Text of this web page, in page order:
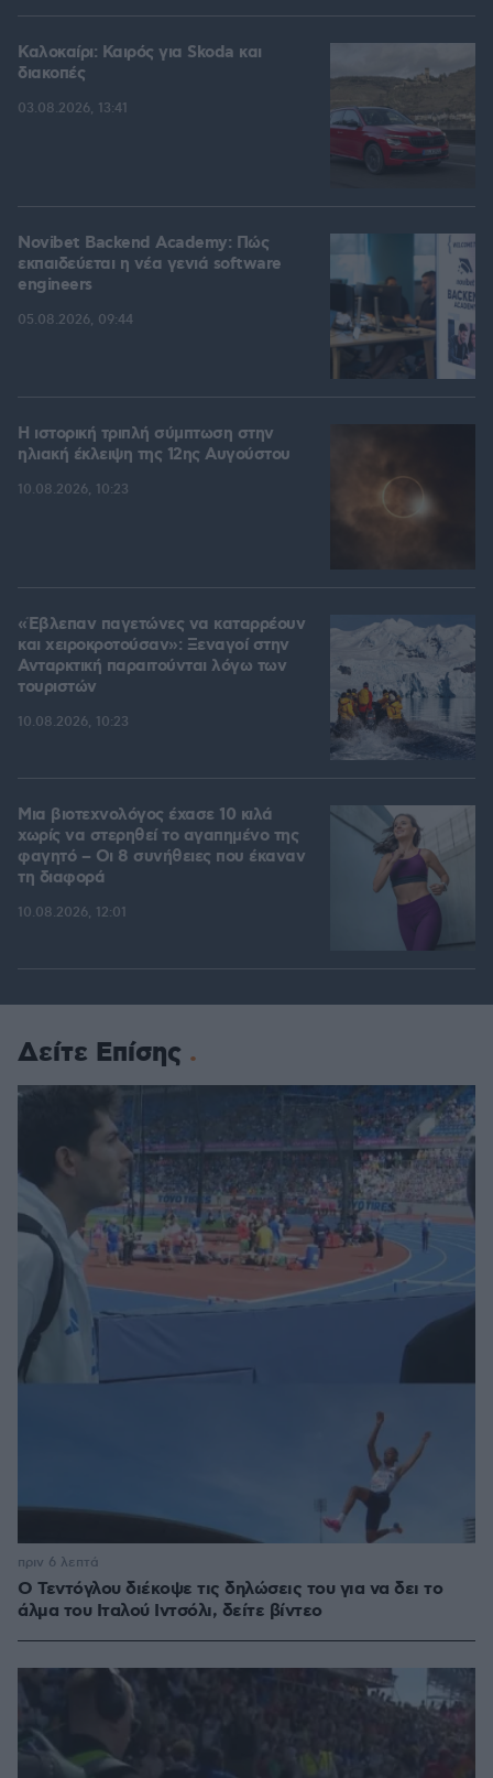
Καλοκαίρι: Καιρός για Skoda και
διακοπές
03.08.2026, 13:41
Novibet Backend Academy: Πώς
εκπαιδεύεται η νέα γενιά software
engineers
05.08.2026, 09:44
Η ιστορική τριπλή σύμπτωση στην
ηλιακή έκλειψη της 12ης Αυγούστου
10.08.2026, 10:23
«Έβλεπαν παγετώνες να καταρρέουν
και χειροκροτούσαν»: Ξεναγοί στην
Ανταρκτική παραιτούνται λόγω των
τουριστών
10.08.2026, 10:23
Μια βιοτεχνολόγος έχασε 10 κιλά
χωρίς να στερηθεί το αγαπημένο της
φαγητό – Οι 8 συνήθειες που έκαναν
τη διαφορά
10.08.2026, 12:01
Δείτε Επίσης
Ο Τεντόγλου διέκοψε τις δηλώσεις του για να δει το
άλμα του Ιταλού Ιντσόλι, δείτε βίντεο
πριν 6 λεπτά